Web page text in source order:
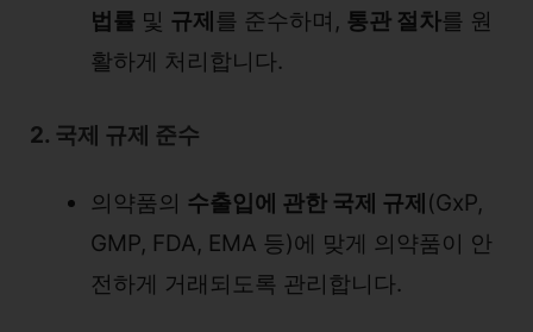
법률 및 규제 를 준수하며, 통관 절차를 원
활하게 처리합니다.
2. 국제 규제 준수
의약품의 수출입에 관한 국제 규제(GxP,
GMP, FDA, EMA 등)에 맞게 의약품이 안
전하게 거래되도록 관리합니다.